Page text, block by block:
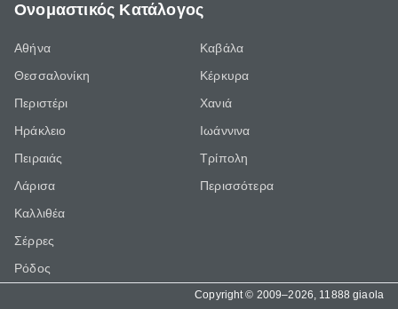
Ονομαστικός Κατάλογος
Αθήνα
Θεσσαλονίκη
Περιστέρι
Ηράκλειο
Πειραιάς
Λάρισα
Καλλιθέα
Σέρρες
Ρόδος
Καβάλα
Κέρκυρα
Χανιά
Ιωάννινα
Τρίπολη
Περισσότερα
Copyright © 2009–2026, 11888 giaola